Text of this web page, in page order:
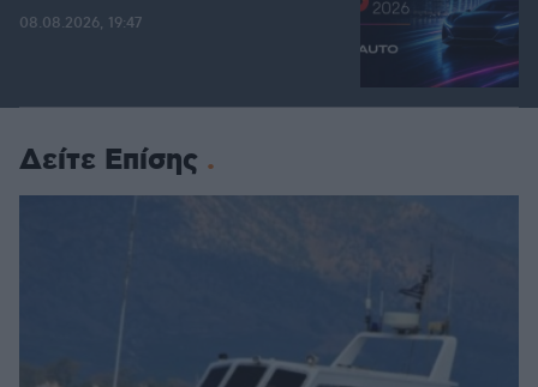
08.08.2026, 19:47
Δείτε Επίσης